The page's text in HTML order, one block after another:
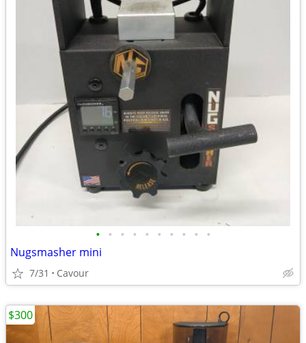
• • • • • • • • • •
Nugsmasher mini
7/31 Cavour
$300